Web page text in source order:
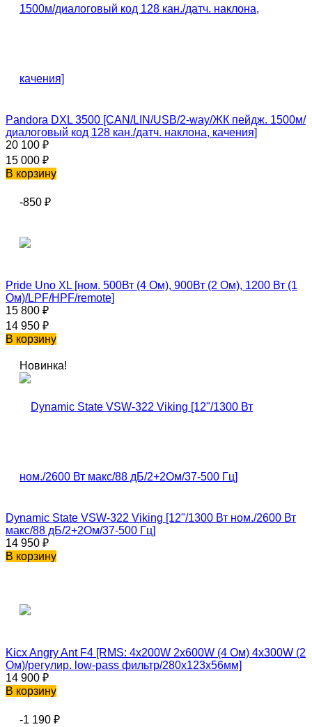
Pandora DXL 3500 [CAN/LIN/USB/2-way/ЖК пейдж. 1500м/
диалоговый код 128 кан./датч. наклона, качения]
20 100 ₽
15 000 ₽
В корзину
-850 ₽
Pride Uno XL [ном. 500Вт (4 Ом), 900Вт (2 Ом), 1200 Вт (1
Ом)/LPF/HPF/remote]
15 800 ₽
14 950 ₽
В корзину
Новинка!
Dynamic State VSW-322 Viking [12"/1300 Вт ном./2600 Вт
макс/88 дБ/2+2Ом/37-500 Гц]
14 950 ₽
В корзину
Kicx Angry Ant F4 [RMS: 4x200W 2x600W (4 Ом) 4x300W (2
Ом)/регулир. low-pass фильтр/280х123х56мм]
14 900 ₽
В корзину
-1 190 ₽